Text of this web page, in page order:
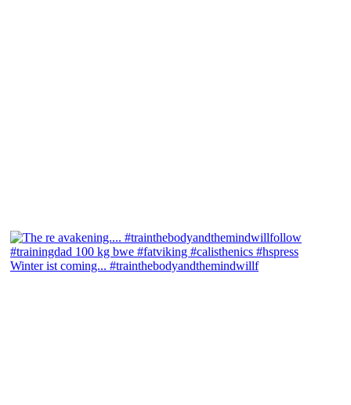
Winter ist coming... #trainthebodyandthemindwillf